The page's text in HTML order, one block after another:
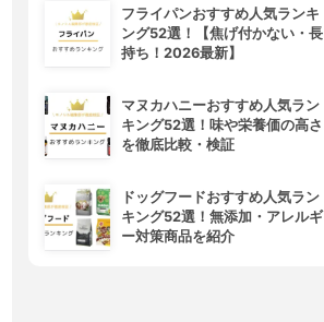
フライパンおすすめ人気ランキ
ング52選！【焦げ付かない・長
持ち！2026最新】
マヌカハニーおすすめ人気ラン
キング52選！味や栄養価の高さ
を徹底比較・検証
ドッグフードおすすめ人気ラン
キング52選！無添加・アレルギ
ー対策商品を紹介